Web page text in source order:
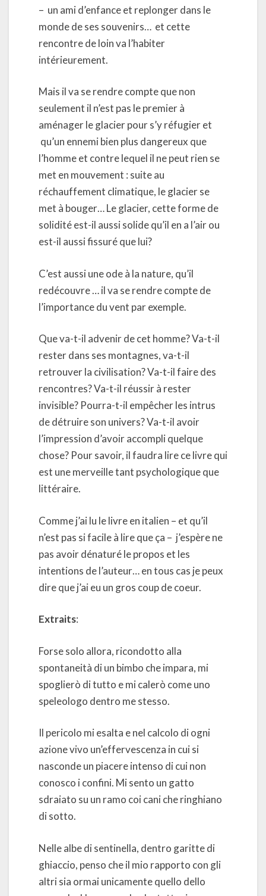
– un ami d’enfance et replonger dans le
monde de ses souvenirs… et cette
rencontre de loin va l’habiter
intérieurement.
Mais il va se rendre compte que non
seulement il n’est pas le premier à
aménager le glacier pour s’y réfugier et
qu’un ennemi bien plus dangereux que
l’homme et contre lequel il ne peut rien se
met en mouvement : suite au
réchauffement climatique, le glacier se
met à bouger… Le glacier, cette forme de
solidité est-il aussi solide qu’il en a l’air ou
est-il aussi fissuré que lui?
C’est aussi une ode à la nature, qu’il
redécouvre … il va se rendre compte de
l’importance du vent par exemple.
Que va-t-il advenir de cet homme? Va-t-il
rester dans ses montagnes, va-t-il
retrouver la civilisation? Va-t-il faire des
rencontres? Va-t-il réussir à rester
invisible? Pourra-t-il empêcher les intrus
de détruire son univers? Va-t-il avoir
l’impression d’avoir accompli quelque
chose? Pour savoir, il faudra lire ce livre qui
est une merveille tant psychologique que
littéraire.
Comme j’ai lu le livre en italien – et qu’il
n’est pas si facile à lire que ça – j’espère ne
pas avoir dénaturé le propos et les
intentions de l’auteur… en tous cas je peux
dire que j’ai eu un gros coup de coeur.
Extraits:
Forse solo allora, ricondotto alla
spontaneità di un bimbo che impara, mi
spoglierò di tutto e mi calerò come uno
speleologo dentro me stesso.
Il pericolo mi esalta e nel calcolo di ogni
azione vivo un’effervescenza in cui si
nasconde un piacere intenso di cui non
conosco i confini. Mi sento un gatto
sdraiato su un ramo coi cani che ringhiano
di sotto.
Nelle albe di sentinella, dentro garitte di
ghiaccio, penso che il mio rapporto con gli
altri sia ormai unicamente quello dello